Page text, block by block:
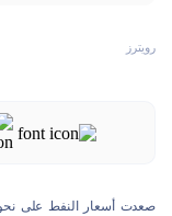
رويترز
صعدت أسعار النفط على